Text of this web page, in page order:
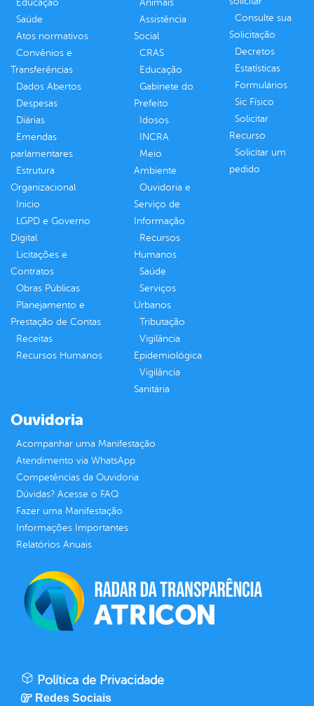
Educação
Saúde
Atos normativos
Convênios e
Transferências
Dados Abertos
Despesas
Diárias
Emendas
parlamentares
Estrutura
Organizacional
Inicio
LGPD e Governo
Digital
Licitações e
Contratos
Obras Públicas
Planejamento e
Prestação de Contas
Receitas
Recursos Humanos
Animais
Assistência
Social
CRAS
Educação
Gabinete do
Prefeito
Idosos
INCRA
Meio
Ambiente
Ouvidoria e
Serviço de
Informação
Recursos
Humanos
Saúde
Serviços
Urbanos
Tributação
Vigilância
Epidemiológica
Vigilância
Sanitária
Consulte sua
Solicitação
Decretos
Estatísticas
Formulários
Sic Físico
Solicitar
Recurso
Solicitar um
pedido
Ouvidoria
Acompanhar uma Manifestação
Atendimento via WhatsApp
Competências da Ouvidoria
Dúvidas? Acesse o FAQ
Fazer uma Manifestação
Informações Importantes
Relatórios Anuais
Política de Privacidade
Redes Sociais